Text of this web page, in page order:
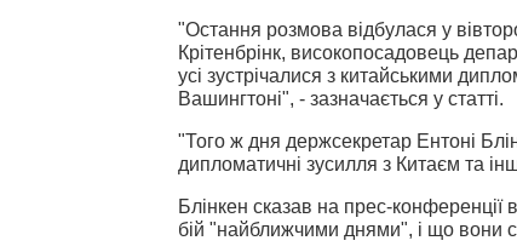
"Остання розмова відбулася у
Крітенбрінк, високопосадовець
усі зустрічалися з китайськими
Вашингтоні", - зазначається у статті.
"Того ж дня держсекретар Ентоні
дипломатичні зусилля з Китаєм та
Блінкен сказав на прес-конференції
бій "найближчими днями", і що вони